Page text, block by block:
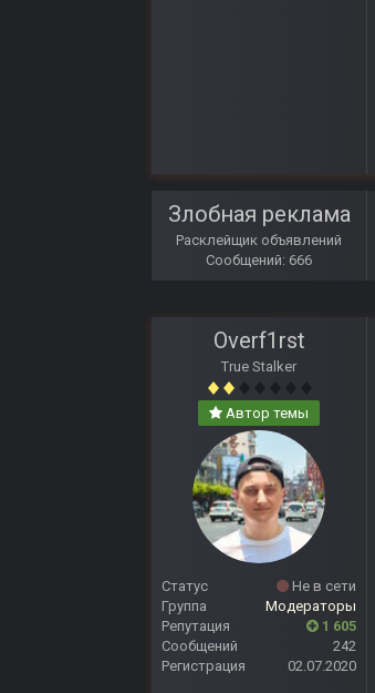
Злобная реклама
Расклейщик объявлений
Сообщений: 666
Overf1rst
True Stalker
Автор темы
Статус
Не в сети
Группа
Модераторы
Репутация
1 605
Сообщений
242
Регистрация
02.07.2020